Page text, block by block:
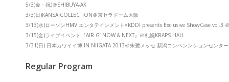
5/3(金・祝)＠SHIBUYA-AX
3/3(日)KANSAICOLLECTION＠京セラドーム大阪
3/13(水)ローソンHMV エンタテインメント×KDDI presents Exclusive ShowCase vol.3
3/15(金)ライブイベント『AIR-G’ NOW & NEXT』＠札幌KRAPS HALL
3/31(日) 日本カワイイ博 IN NIIGATA 2013＠朱鷺メッセ 新潟コンベンンションセンター
Regular Program